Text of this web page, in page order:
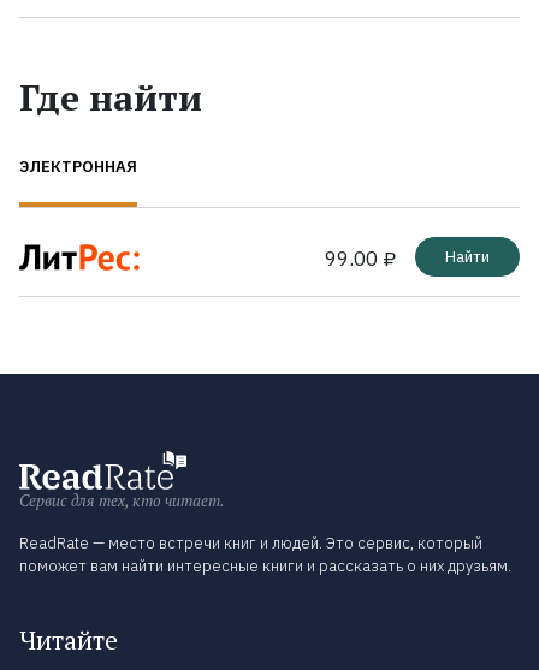
Где найти
ЭЛЕКТРОННАЯ
99.00 ₽ Найти
Сервис для тех, кто читает.
ReadRate — место встречи книг и людей. Это сервис, который
поможет вам найти интересные книги и рассказать о них друзьям.
Читайте